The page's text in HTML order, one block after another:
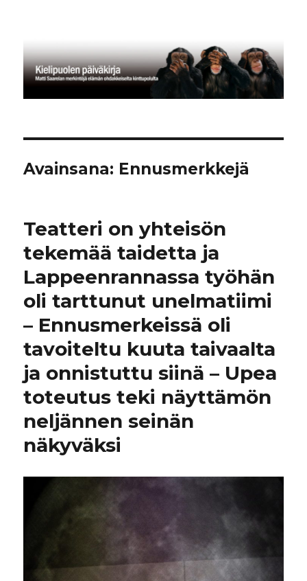
Avainsana: Ennusmerkkejä
Teatteri on yhteisön
tekemää taidetta ja
Lappeenrannassa työhän
oli tarttunut unelmatiimi
– Ennusmerkeissä oli
tavoiteltu kuuta taivaalta
ja onnistuttu siinä – Upea
toteutus teki näyttämön
neljännen seinän
näkyväksi